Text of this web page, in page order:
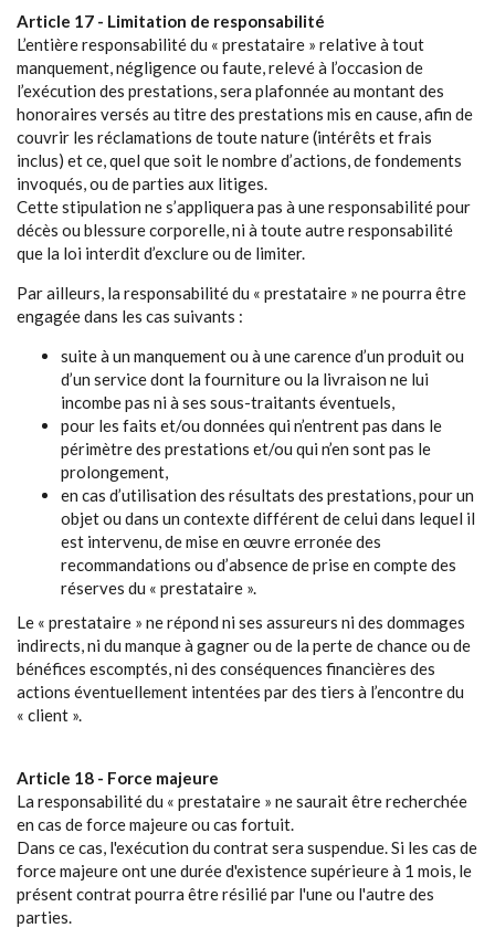
Article 17 - Limitation de responsabilité
L’entière responsabilité du « prestataire » relative à tout
manquement, négligence ou faute, relevé à l’occasion de
l’exécution des prestations, sera plafonnée au montant des
honoraires versés au titre des prestations mis en cause, afin de
couvrir les réclamations de toute nature (intérêts et frais
inclus) et ce, quel que soit le nombre d’actions, de fondements
invoqués, ou de parties aux litiges.
Cette stipulation ne s’appliquera pas à une responsabilité pour
décès ou blessure corporelle, ni à toute autre responsabilité
que la loi interdit d’exclure ou de limiter.
Par ailleurs, la responsabilité du « prestataire » ne pourra être
engagée dans les cas suivants :
suite à un manquement ou à une carence d’un produit ou
d’un service dont la fourniture ou la livraison ne lui
incombe pas ni à ses sous-traitants éventuels,
pour les faits et/ou données qui n’entrent pas dans le
périmètre des prestations et/ou qui n’en sont pas le
prolongement,
en cas d’utilisation des résultats des prestations, pour un
objet ou dans un contexte différent de celui dans lequel il
est intervenu, de mise en œuvre erronée des
recommandations ou d’absence de prise en compte des
réserves du « prestataire ».
Le « prestataire » ne répond ni ses assureurs ni des dommages
indirects, ni du manque à gagner ou de la perte de chance ou de
bénéfices escomptés, ni des conséquences financières des
actions éventuellement intentées par des tiers à l’encontre du
« client ».
Article 18 - Force majeure
La responsabilité du « prestataire » ne saurait être recherchée
en cas de force majeure ou cas fortuit.
Dans ce cas, l'exécution du contrat sera suspendue. Si les cas de
force majeure ont une durée d'existence supérieure à 1 mois, le
présent contrat pourra être résilié par l'une ou l'autre des
parties.